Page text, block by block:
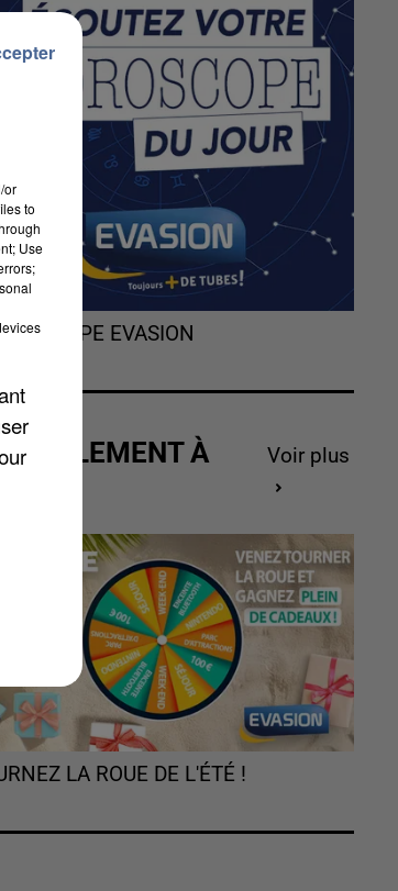
EVASION
À
Voir plus
LA ROUE DE L'ÉTÉ !
or
to
Use